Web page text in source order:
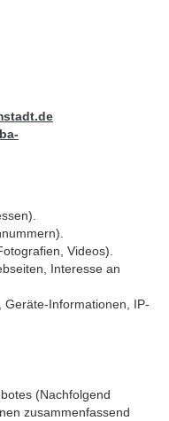
Videos).
Interesse an
Geräte-Informationen, IP-
(Nachfolgend
zusammenfassend